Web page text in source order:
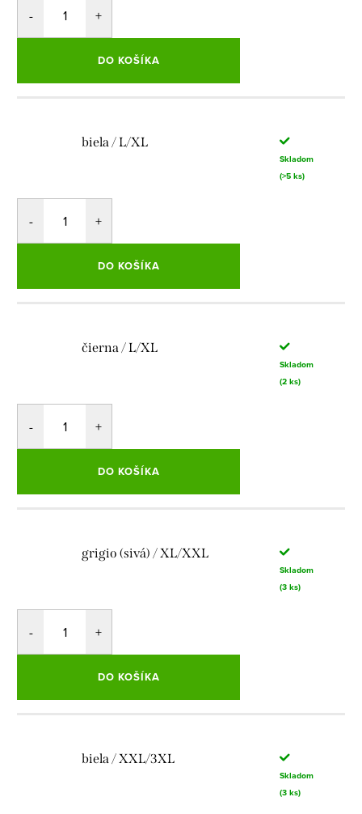
DO KOŠÍKA
biela / L/XL
Skladom
(>5 ks)
DO KOŠÍKA
čierna / L/XL
Skladom
(2 ks)
DO KOŠÍKA
grigio (sivá) / XL/XXL
Skladom
(3 ks)
DO KOŠÍKA
biela / XXL/3XL
Skladom
(3 ks)